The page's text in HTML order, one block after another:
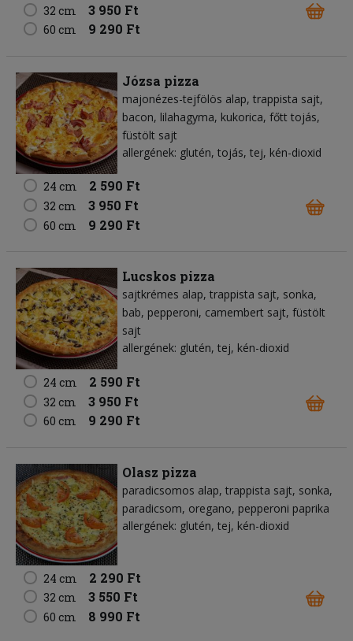
32 cm 3 950 Ft
60 cm 9 290 Ft
Józsa pizza
majonézes-tejfölös alap trappista sajt
bacon lilahagyma kukorica főtt tojás
füstölt sajt
allergének: glutén, tojás, tej, kén-dioxid
24 cm 2 590 Ft
32 cm 3 950 Ft
60 cm 9 290 Ft
Lucskos pizza
sajtkrémes alap trappista sajt sonka
bab pepperoni camembert sajt füstölt
sajt
allergének: glutén, tej, kén-dioxid
24 cm 2 590 Ft
32 cm 3 950 Ft
60 cm 9 290 Ft
Olasz pizza
paradicsomos alap trappista sajt sonka
paradicsom oregano pepperoni paprika
allergének: glutén, tej, kén-dioxid
24 cm 2 290 Ft
32 cm 3 550 Ft
60 cm 8 990 Ft